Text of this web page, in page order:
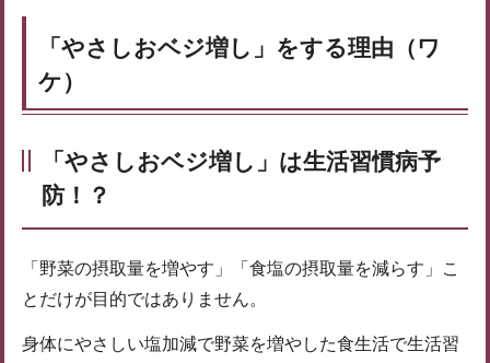
「やさしおベジ増し」をする理由（ワ
ケ）
「やさしおベジ増し」は生活習慣病予
防！？
「野菜の摂取量を増やす」「食塩の摂取量を減らす」こ
とだけが目的ではありません。
身体にやさしい塩加減で野菜を増やした食生活で生活習